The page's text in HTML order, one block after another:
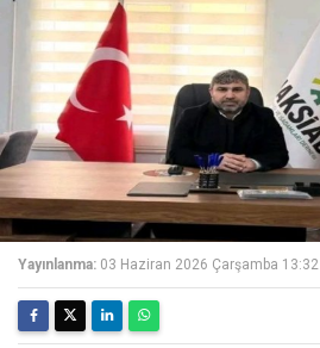
Yayınlanma: 03 Haziran 2026 Çarşamba 13:32